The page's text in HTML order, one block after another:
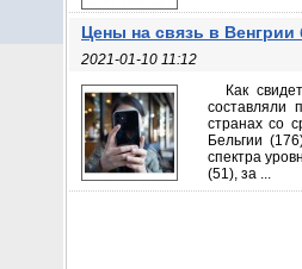
Цены на связь в
2021-01-10 11:12
Как
составляли
странах со
Бельгии
спектра
(51), за ...